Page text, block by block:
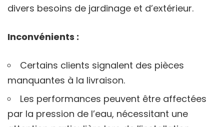
divers besoins de jardinage et d’extérieur.
Inconvénients :
Certains clients signalent des pièces
manquantes à la livraison.
Les performances peuvent être affectées
par la pression de l’eau, nécessitant une